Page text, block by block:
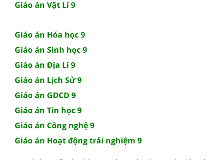
Giáo án Vật Lí 9
Giáo án Hóa học 9
Giáo án Sinh học 9
Giáo án Địa Lí 9
Giáo án Lịch Sử 9
Giáo án GDCD 9
Giáo án Tin học 9
Giáo án Công nghệ 9
Giáo án Hoạt động trải nghiệm 9